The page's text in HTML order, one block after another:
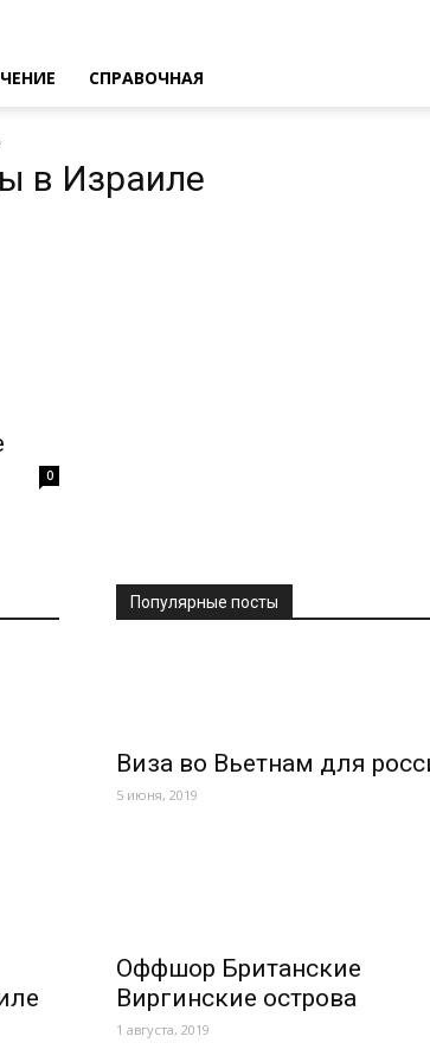
СПРАВОЧНАЯ
в Израиле
0
Популярные посты
Виза во Вьетнам для
5 июня, 2019
Оффшор Британские
Виргинские острова
1 августа, 2019